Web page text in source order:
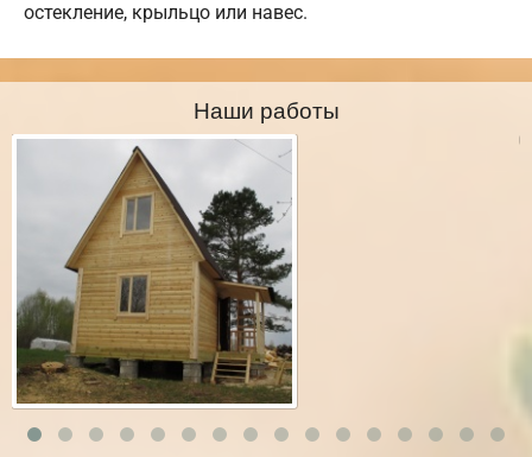
остекление, крыльцо или навес.
Наши работы